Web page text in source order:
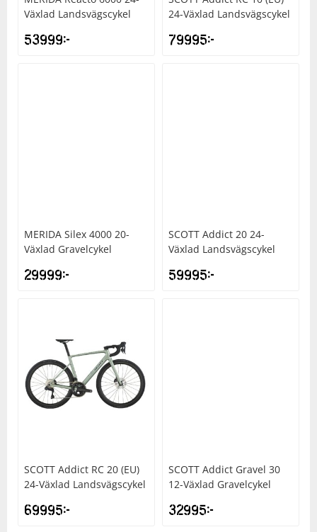
Växlad Landsvägscykel
53999kr
24-Växlad Landsvägscykel
79995kr
MERIDA Silex 4000 20-
Växlad Gravelcykel
29999kr
SCOTT Addict 20 24-
Växlad Landsvägscykel
59995kr
SCOTT Addict RC 20 (EU)
24-Växlad Landsvägscykel
69995kr
SCOTT Addict Gravel 30
12-Växlad Gravelcykel
32995kr